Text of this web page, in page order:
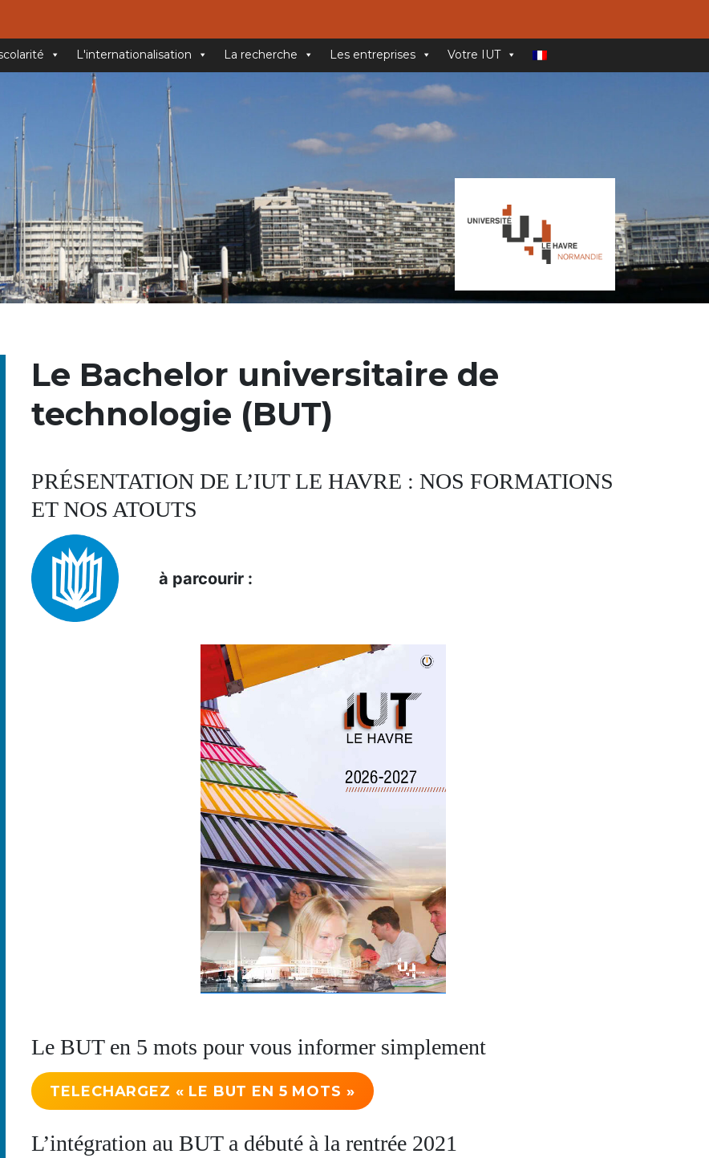
L'internationalisation La recherche Les entreprises Votre IUT
Le Bachelor universitaire de
technologie (BUT)
PRÉSENTATION DE L’IUT LE HAVRE : NOS FORMATIONS
ET NOS ATOUTS
à parcourir :
Le BUT en 5 mots pour vous informer simplement
TELECHARGEZ « LE BUT EN 5 MOTS »
L’intégration au BUT a débuté à la rentrée 2021